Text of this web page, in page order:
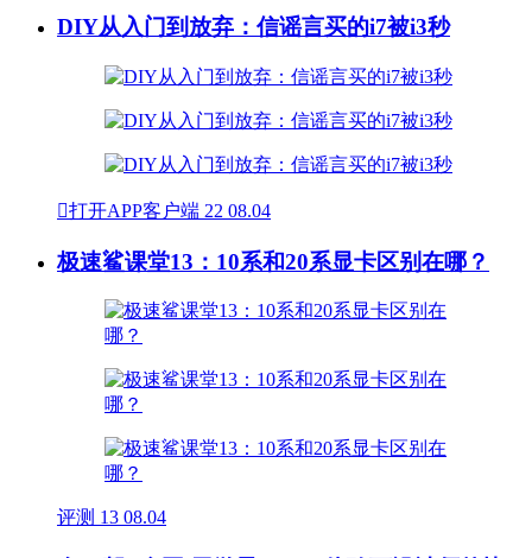
DIY从入门到放弃：信谣言买的i7被i3秒
打开APP客户端 22 08.04
极速鲨课堂13：10系和20系显卡区别在哪？
评测 13 08.04